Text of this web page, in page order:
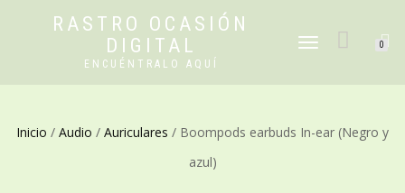
RASTRO OCASIÓN
DIGITAL
ENCUÉNTRALO AQUÍ
CAMBIAR
0
Inicio / Audio / Auriculares / Boompods earbuds In-ear (Negro y
azul)